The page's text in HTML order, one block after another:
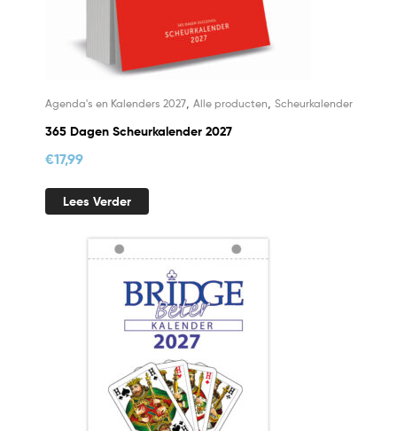
Agenda's en Kalenders 2027, Alle producten Scheurkalender
365 Dagen Scheurkalender 2027
€17,99
Lees Verder